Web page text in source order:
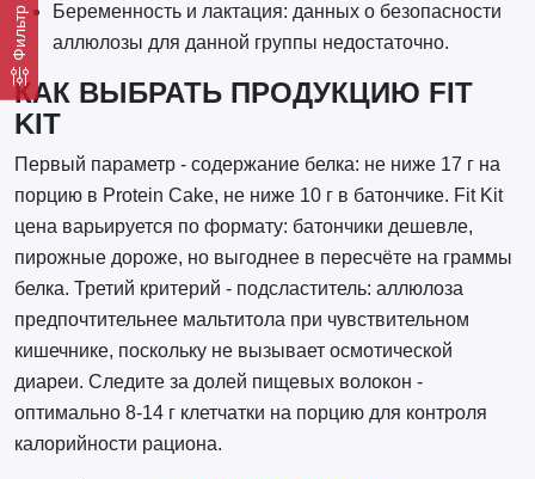
Фильтр
Беременность и лактация: данных о безопасности
аллюлозы для данной группы недостаточно.
КАК ВЫБРАТЬ ПРОДУКЦИЮ FIT
KIT
Первый параметр - содержание белка: не ниже 17 г на
порцию в Protein Cake, не ниже 10 г в батончике. Fit Kit
цена варьируется по формату: батончики дешевле,
пирожные дороже, но выгоднее в пересчёте на граммы
белка. Третий критерий - подсластитель: аллюлоза
предпочтительнее мальтитола при чувствительном
кишечнике, поскольку не вызывает осмотической
диареи. Следите за долей пищевых волокон -
оптимально 8-14 г клетчатки на порцию для контроля
калорийности рациона.